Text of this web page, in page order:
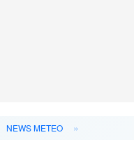
NEWS METEO »